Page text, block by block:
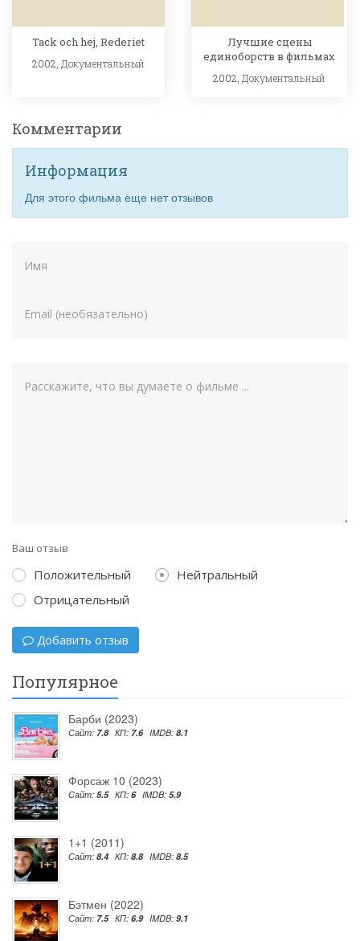
Tack och hej, Rederiet
2002, Документальный
Лучшие сцены
единоборств в фильмах
2002, Документальный
Комментарии
Информация
Для этого фильма еще нет отзывов
Ваш отзыв
Положительный
Нейтральный
Отрицательный
Добавить отзыв
Популярное
Барби (2023)
Сайт: 7.8 КП: 7.6 IMDB: 8.1
Форсаж 10 (2023)
Сайт: 5.5 КП: 6 IMDB: 5.9
1+1 (2011)
Сайт: 8.4 КП: 8.8 IMDB: 8.5
Бэтмен (2022)
Сайт: 7.5 КП: 6.9 IMDB: 9.1